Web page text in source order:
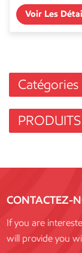
Voir Les
Catégories
CONTACTEZ-
If you are
will provide you